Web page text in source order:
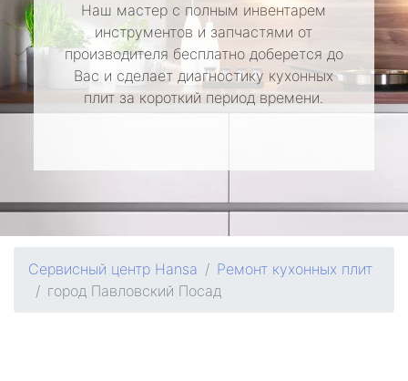
Наш мастер с полным инвентарем
инструментов и запчастями от
производителя бесплатно доберется до
Вас и сделает диагностику кухонных
плит за короткий период времени.
Сервисный центр Hansa
Ремонт кухонных плит
город Павловский Посад